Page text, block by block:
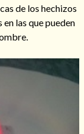
de los hechizos
las que pueden